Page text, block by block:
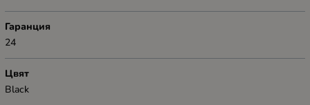
Гаранция
24
Цвят
Black